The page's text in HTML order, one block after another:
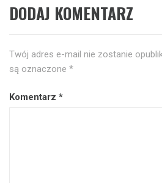
DODAJ KOMENTARZ
Twój adres e-mail nie zostanie
są oznaczone *
Komentarz *